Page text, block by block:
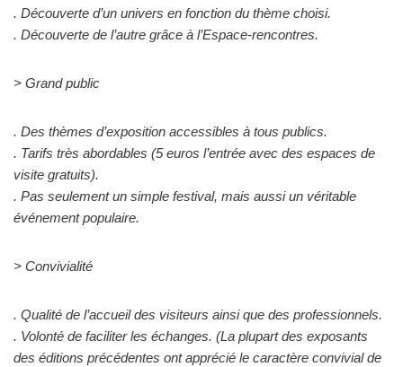
. Découverte d’un univers en fonction du thème choisi.
. Découverte de l’autre grâce à l’Espace-rencontres.
> Grand public
. Des thèmes d’exposition accessibles à tous publics.
. Tarifs très abordables (5 euros l’entrée avec des espaces de
visite gratuits).
. Pas seulement un simple festival, mais aussi un véritable
événement populaire.
> Convivialité
. Qualité de l’accueil des visiteurs ainsi que des professionnels.
. Volonté de faciliter les échanges. (La plupart des exposants
des éditions précédentes ont apprécié le caractère convivial de